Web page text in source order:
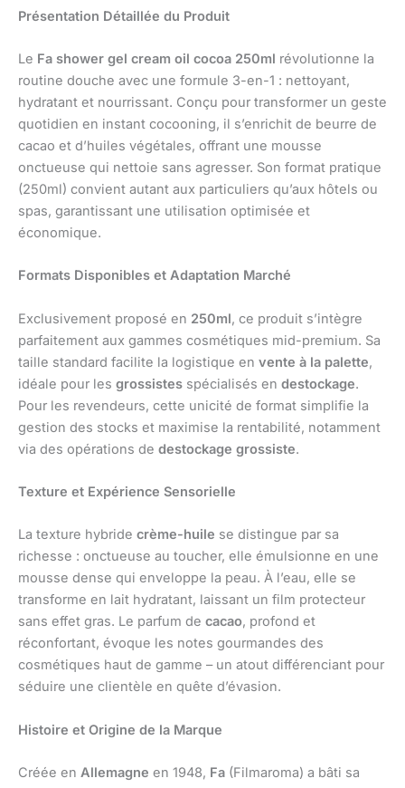
Présentation Détaillée du Produit
Le Fa shower gel cream oil cocoa 250ml révolutionne la
routine douche avec une formule 3-en-1 : nettoyant,
hydratant et nourrissant. Conçu pour transformer un geste
quotidien en instant cocooning, il s’enrichit de beurre de
cacao et d’huiles végétales, offrant une mousse
onctueuse qui nettoie sans agresser. Son format pratique
(250ml) convient autant aux particuliers qu’aux hôtels ou
spas, garantissant une utilisation optimisée et
économique.
Formats Disponibles et Adaptation Marché
Exclusivement proposé en 250ml, ce produit s’intègre
parfaitement aux gammes cosmétiques mid-premium. Sa
taille standard facilite la logistique en vente à la palette,
idéale pour les grossistes spécialisés en destockage.
Pour les revendeurs, cette unicité de format simplifie la
gestion des stocks et maximise la rentabilité, notamment
via des opérations de destockage grossiste.
Texture et Expérience Sensorielle
La texture hybride crème-huile se distingue par sa
richesse : onctueuse au toucher, elle émulsionne en une
mousse dense qui enveloppe la peau. À l’eau, elle se
transforme en lait hydratant, laissant un film protecteur
sans effet gras. Le parfum de cacao, profond et
réconfortant, évoque les notes gourmandes des
cosmétiques haut de gamme – un atout différenciant pour
séduire une clientèle en quête d’évasion.
Histoire et Origine de la Marque
Créée en Allemagne en 1948, Fa (Filmaroma) a bâti sa